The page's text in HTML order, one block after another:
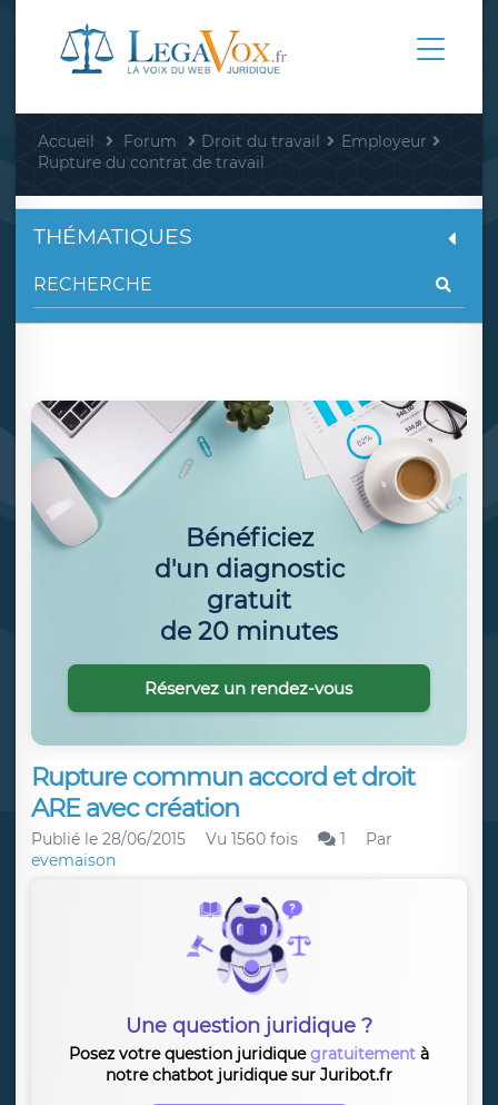
Accueil Forum Droit du travail
Employeur
Rupture du contrat de travail
Rupture commun accord et droit
ARE avec création
Publié le 28/06/2015 Vu 1560 fois 1
Par
evemaison
Une question juridique ?
Posez votre question juridiquegratuitement à
notre chatbot juridique sur Juribot.fr
THÉMATIQUES
Bénéficiez
d'un diagnostic
gratuit
de 20 minutes
Réservez un rendez-vous